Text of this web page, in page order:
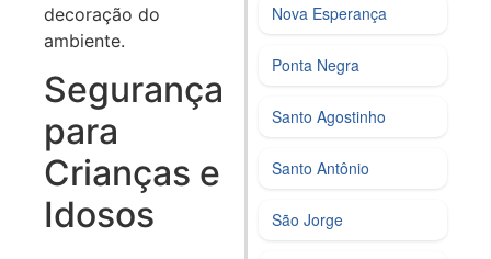
decoração do
ambiente.
Segurança
para
Crianças e
Idosos
Nova Esperança
Ponta Negra
Santo Agostinho
Santo Antônio
São Jorge